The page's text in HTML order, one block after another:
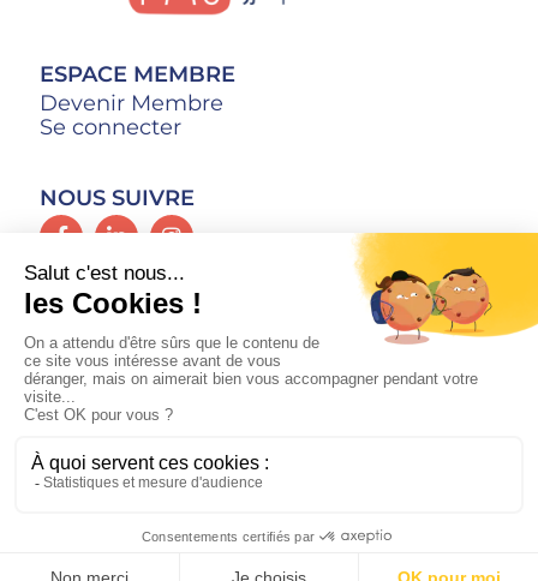
ESPACE MEMBRE
Devenir Membre
Se connecter
NOUS SUIVRE
CONTACT
Mentions Légales
© FAJ 2009 – 2025